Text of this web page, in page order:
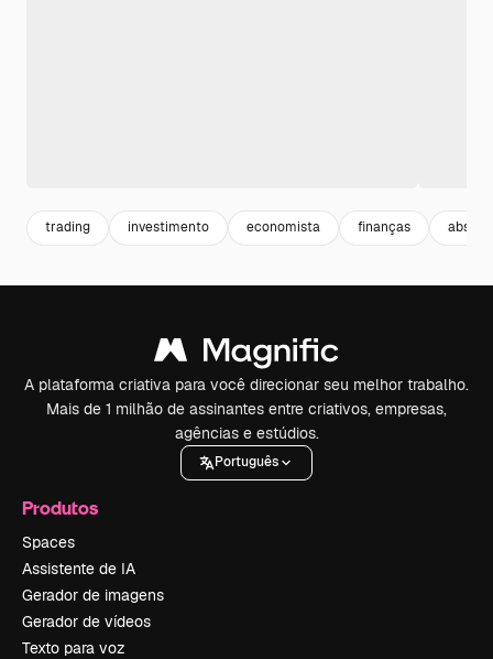
trading investimento economista finanças
A plataforma criativa para você direcionar seu melhor trabalho.
Mais de 1 milhão de assinantes entre criativos, empresas,
agências e estúdios.
Português
Produtos
Spaces
Assistente de IA
Gerador de imagens
Gerador de vídeos
Texto para voz